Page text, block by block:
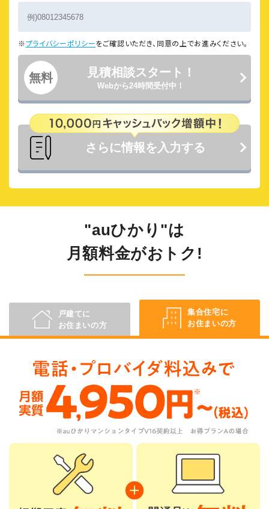
"auひかり"は
月額料金がおトク!
戸建てに
お住まいの方
集合住宅に
お住まいの方